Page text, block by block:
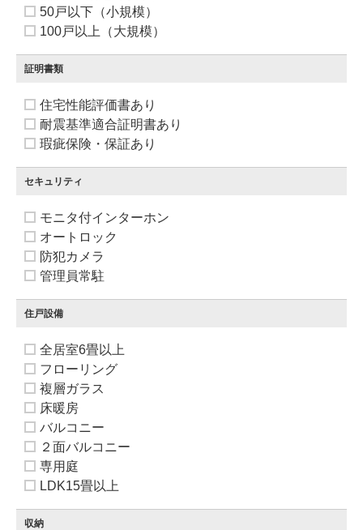
50戸以下（小規模）
100戸以上（大規模）
証明書類
住宅性能評価書あり
耐震基準適合証明書あり
瑕疵保険・保証あり
セキュリティ
モニタ付インターホン
オートロック
防犯カメラ
管理員常駐
住戸設備
全居室6畳以上
フローリング
複層ガラス
床暖房
バルコニー
２面バルコニー
専用庭
LDK15畳以上
収納